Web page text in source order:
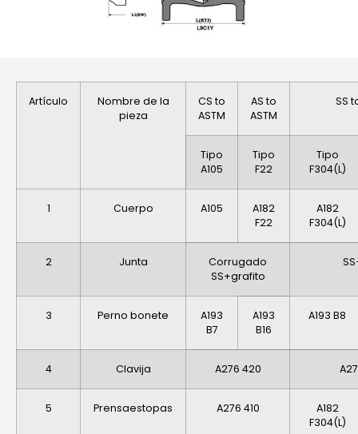
Artículo
Nombre de la
pieza
CS to
ASTM
AS to
ASTM
SS
Tipo
A105
Tipo
F22
Tipo
F304(L)
1 Cuerpo A105
A182
F22
A182
F304(L)
2 Junta
Corrugado
SS+grafito
3 Perno bonete
A193
B7
A193
B16
A193 B8
4 Clavija A276 420
5 Prensaestopas A276 410
A182
F304(L)